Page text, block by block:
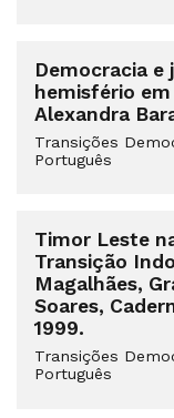
Democracia e
hemisfério
Alexandra
Transições
Português
Timor Leste
Transição
Magalhães,
Soares,
1999.
Transições
Português